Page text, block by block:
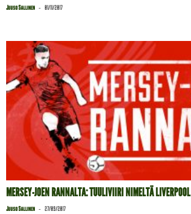
Juuso Sallinen - 01/11/2017
MERSEY-JOEN RANNALTA: TUULIVIIRI NIMELTÄ LIVERPOOL
Juuso Sallinen - 27/09/2017